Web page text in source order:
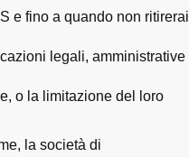
e fino a quando non ritirerai
legali, amministrative
o la limitazione del loro
la società di